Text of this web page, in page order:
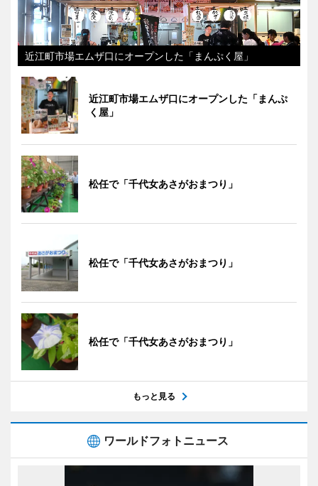
近江町市場エムザ口にオープンした「まんぷく屋」
近江町市場エムザ口にオープンした「まんぷ
く屋」
松任で「千代女あさがおまつり」
松任で「千代女あさがおまつり」
松任で「千代女あさがおまつり」
もっと見る
ワールドフォトニュース